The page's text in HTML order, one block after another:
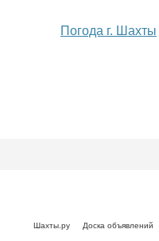
Погода г. Шахты
Шахты.ру Доска объявлений